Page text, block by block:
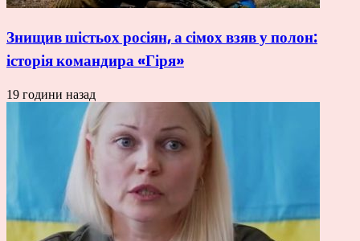
Знищив шістьох росіян, а сімох взяв у полон:
історія командира «Гіря»
19 години назад